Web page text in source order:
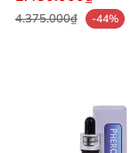
4.375.000₫ -44%